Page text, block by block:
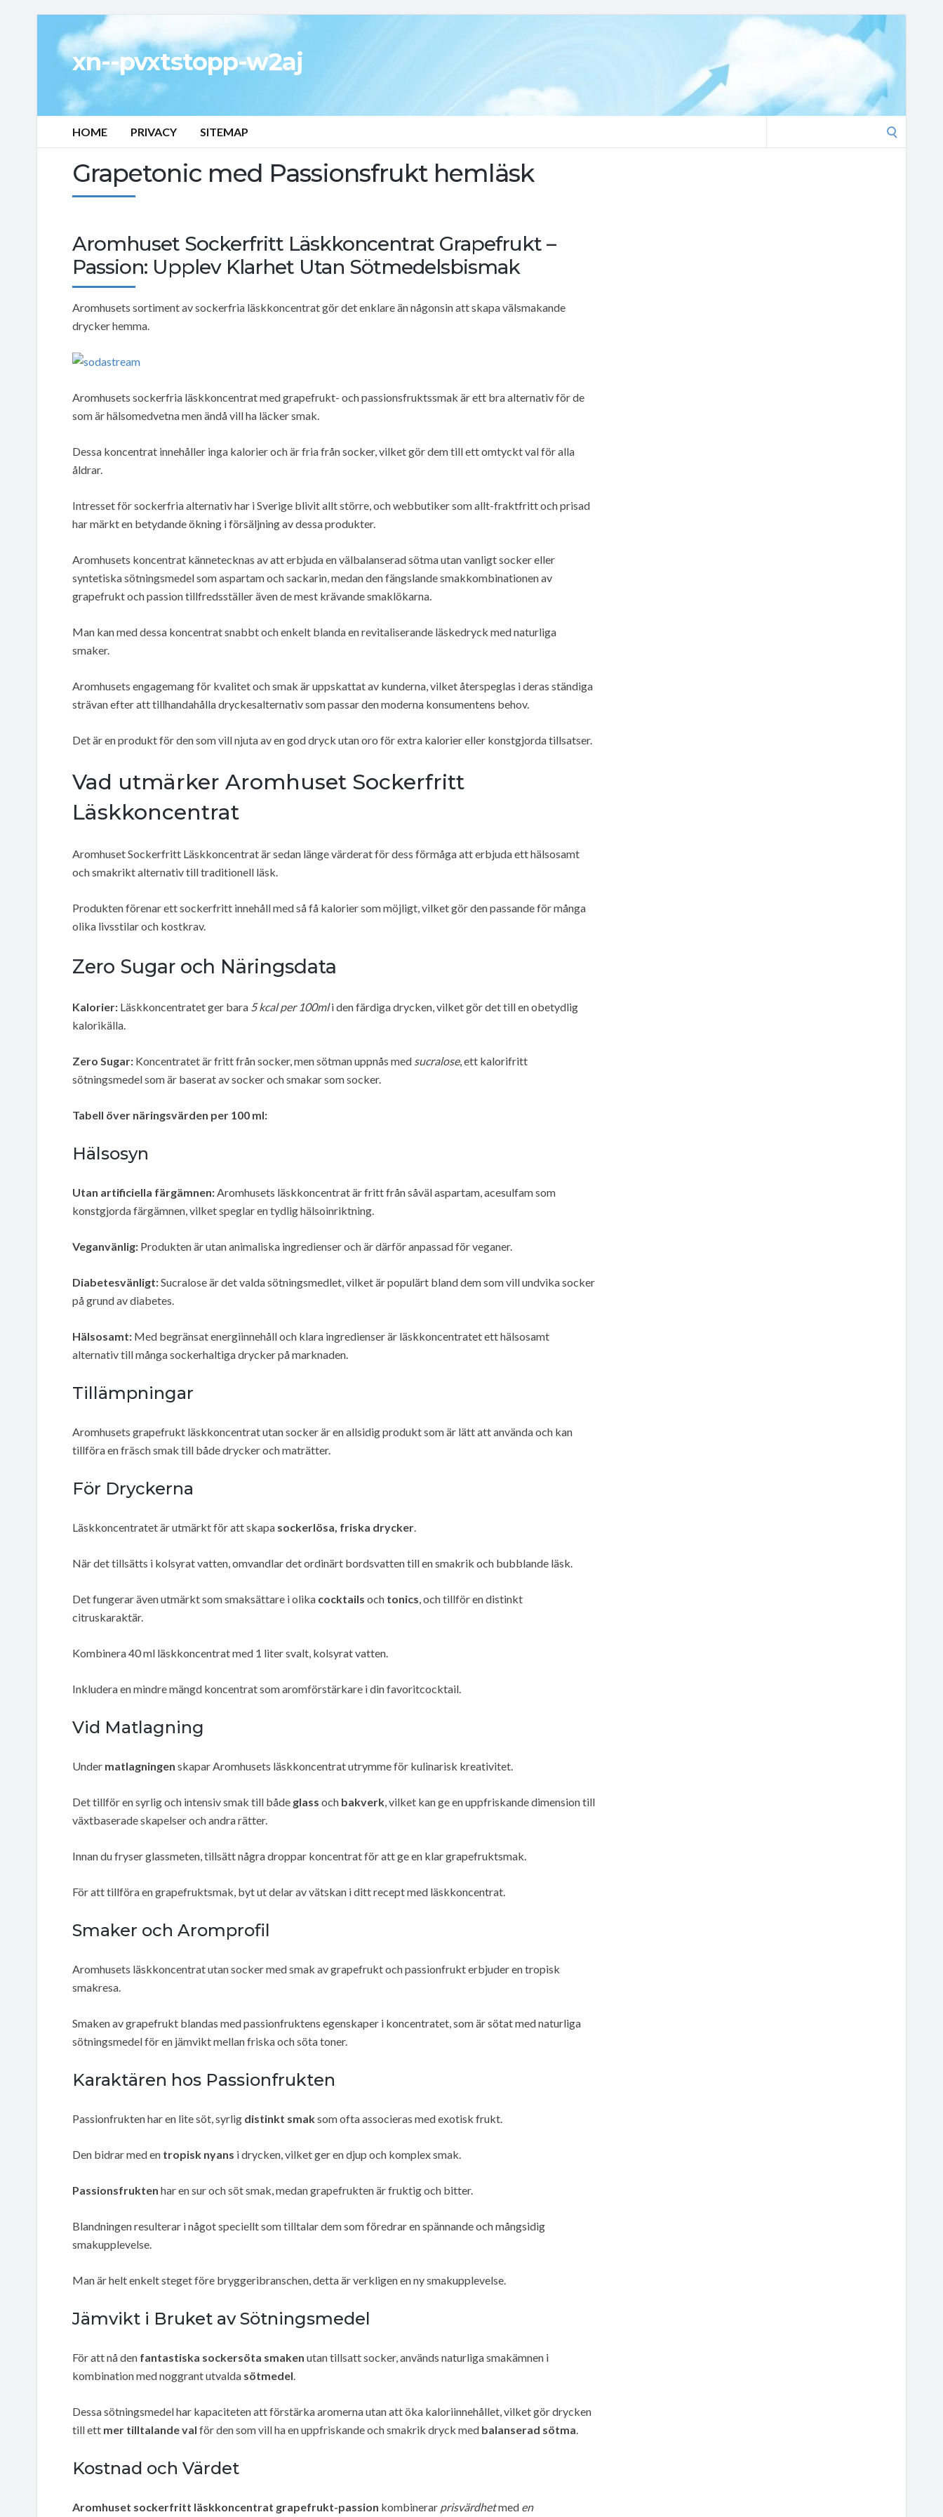
xn--pvxtstopp-w2aj
HOME PRIVACY SITEMAP
Grapetonic med Passionsfrukt hemläsk
Aromhuset Sockerfritt Läskkoncentrat Grapefrukt –
Passion: Upplev Klarhet Utan Sötmedelsbismak
Aromhusets sortiment av sockerfria läskkoncentrat gör det enklare än någonsin att skapa välsmakande
drycker hemma.
Aromhusets sockerfria läskkoncentrat med grapefrukt- och passionsfruktssmak är ett bra alternativ för de
som är hälsomedvetna men ändå vill ha läcker smak.
Dessa koncentrat innehåller inga kalorier och är fria från socker, vilket gör dem till ett omtyckt val för alla
åldrar.
Intresset för sockerfria alternativ har i Sverige blivit allt större, och webbutiker som allt-fraktfritt och prisad
har märkt en betydande ökning i försäljning av dessa produkter.
Aromhusets koncentrat kännetecknas av att erbjuda en välbalanserad sötma utan vanligt socker eller
syntetiska sötningsmedel som aspartam och sackarin, medan den fängslande smakkombinationen av
grapefrukt och passion tillfredsställer även de mest krävande smaklökarna.
Man kan med dessa koncentrat snabbt och enkelt blanda en revitaliserande läskedryck med naturliga
smaker.
Aromhusets engagemang för kvalitet och smak är uppskattat av kunderna, vilket återspeglas i deras ständiga
strävan efter att tillhandahålla dryckesalternativ som passar den moderna konsumentens behov.
Det är en produkt för den som vill njuta av en god dryck utan oro för extra kalorier eller konstgjorda tillsatser.
Vad utmärker Aromhuset Sockerfritt
Läskkoncentrat
Aromhuset Sockerfritt Läskkoncentrat är sedan länge värderat för dess förmåga att erbjuda ett hälsosamt
och smakrikt alternativ till traditionell läsk.
Produkten förenar ett sockerfritt innehåll med så få kalorier som möjligt, vilket gör den passande för många
olika livsstilar och kostkrav.
Zero Sugar och Näringsdata
Kalorier: Läskkoncentratet ger bara 5 kcal per 100mli den färdiga drycken, vilket gör det till en obetydlig
kalorikälla.
Zero Sugar: Koncentratet är fritt från socker, men sötman uppnås med sucralose, ett kalorifritt
sötningsmedel som är baserat av socker och smakar som socker.
Tabell över näringsvärden per 100 ml:
Hälsosyn
Utan artificiella färgämnen:Aromhusets läskkoncentrat är fritt från såväl aspartam, acesulfam som
konstgjorda färgämnen, vilket speglar en tydlig hälsoinriktning.
Veganvänlig: Produkten är utan animaliska ingredienser och är därför anpassad för veganer.
Diabetesvänligt:Sucralose är det valda sötningsmedlet, vilket är populärt bland dem som vill undvika socker
på grund av diabetes.
Hälsosamt: Med begränsat energiinnehåll och klara ingredienser är läskkoncentratet ett hälsosamt
alternativ till många sockerhaltiga drycker på marknaden.
Tillämpningar
Aromhusets grapefrukt läskkoncentrat utan socker är en allsidig produkt som är lätt att använda och kan
tillföra en fräsch smak till både drycker och maträtter.
För Dryckerna
Läskkoncentratet är utmärkt för att skapa sockerlösa, friska drycker.
När det tillsätts i kolsyrat vatten, omvandlar det ordinärt bordsvatten till en smakrik och bubblande läsk.
Det fungerar även utmärkt som smaksättare i olika cocktails och tonics, och tillför en distinkt
citruskaraktär.
Kombinera 40 ml läskkoncentrat med 1 liter svalt, kolsyrat vatten.
Inkludera en mindre mängd koncentrat som aromförstärkare i din favoritcocktail.
Vid Matlagning
Under matlagningen skapar Aromhusets läskkoncentrat utrymme för kulinarisk kreativitet.
Det tillför en syrlig och intensiv smak till både glass och bakverk, vilket kan ge en uppfriskande dimension till
växtbaserade skapelser och andra rätter.
Innan du fryser glassmeten, tillsätt några droppar koncentrat för att ge en klar grapefruktsmak.
För att tillföra en grapefruktsmak, byt ut delar av vätskan i ditt recept med läskkoncentrat.
Smaker och Aromprofil
Aromhusets läskkoncentrat utan socker med smak av grapefrukt och passionfrukt erbjuder en tropisk
smakresa.
Smaken av grapefrukt blandas med passionfruktens egenskaper i koncentratet, som är sötat med naturliga
sötningsmedel för en jämvikt mellan friska och söta toner.
Karaktären hos Passionfrukten
Passionfrukten har en lite söt, syrlig distinkt smaksom ofta associeras med exotisk frukt.
Den bidrar med en tropisk nyans i drycken, vilket ger en djup och komplex smak.
Passionsfrukten har en sur och söt smak, medan grapefrukten är fruktig och bitter.
Blandningen resulterar i något speciellt som tilltalar dem som föredrar en spännande och mångsidig
smakupplevelse.
Man är helt enkelt steget före bryggeribranschen, detta är verkligen en ny smakupplevelse.
Jämvikt i Bruket av Sötningsmedel
För att nå den fantastiska sockersöta smaken utan tillsatt socker, används naturliga smakämnen i
kombination med noggrant utvalda sötmedel.
Dessa sötningsmedel har kapaciteten att förstärka aromerna utan att öka kaloriinnehållet, vilket gör drycken
till ett mer tilltalande val för den som vill ha en uppfriskande och smakrik dryck med balanserad sötma.
Kostnad och Värdet
Aromhuset sockerfritt läskkoncentrat grapefrukt-passion kombinerar prisvärdhetmed en